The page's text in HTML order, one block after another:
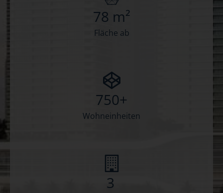
78 m²
Fläche ab
750+
Wohneinheiten
3